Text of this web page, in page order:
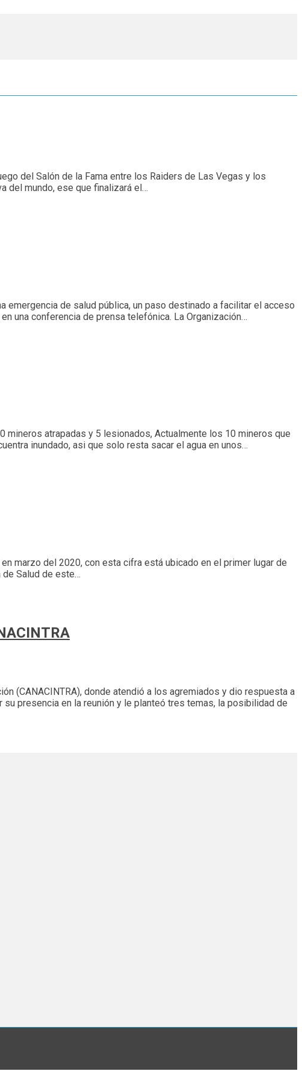
del Salón de la Fama entre los Raiders de Las Vegas y los
del mundo, ese que finalizará el…
emergencia de salud pública, un paso destinado a facilitar el acceso
una conferencia de prensa telefónica. La Organización…
mineros atrapadas y 5 lesionados, Actualmente los 10 mineros que
inundado, asi que solo resta sacar el agua en unos…
marzo del 2020, con esta cifra está ubicado en el primer lugar de
de Salud de este…
(CANACINTRA), donde atendió a los agremiados y dio respuesta a
presencia en la reunión y le planteó tres temas, la posibilidad de